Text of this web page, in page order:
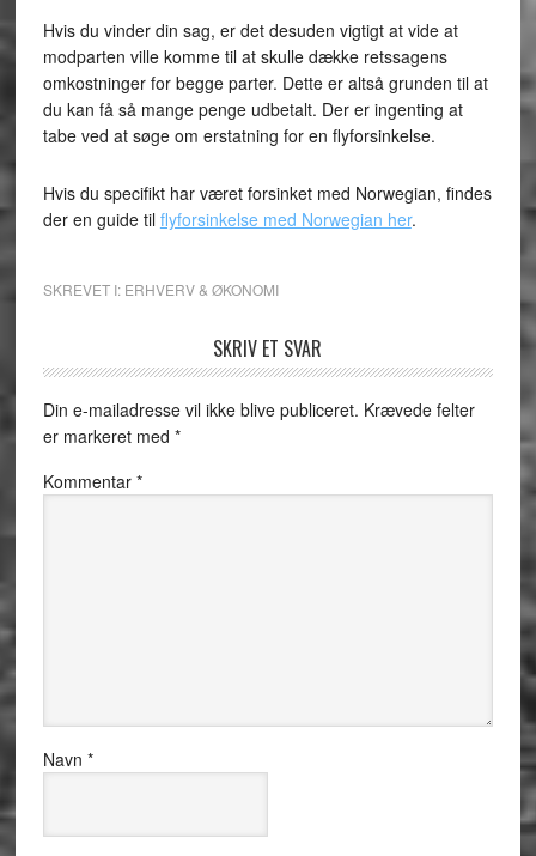
Hvis du vinder din sag, er det desuden vigtigt at vide at
modparten ville komme til at skulle dække retssagens
omkostninger for begge parter. Dette er altså grunden til at
du kan få så mange penge udbetalt. Der er ingenting at
tabe ved at søge om erstatning for en flyforsinkelse.
Hvis du specifikt har været forsinket med Norwegian, findes
der en guide til flyforsinkelse med Norwegian her.
SKREVET I: ERHVERV & ØKONOMI
SKRIV ET SVAR
Din e-mailadresse vil ikke blive publiceret. Krævede felter
er markeret med *
Kommentar *
Navn *